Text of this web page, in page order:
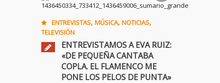
ENTREVISTAS, MÚSICA, NOTICIAS,
TELEVISIÓN
ENTREVISTAMOS A EVA RUIZ:
«DE PEQUEÑA CANTABA
COPLA. EL FLAMENCO ME
PONE LOS PELOS DE PUNTA»